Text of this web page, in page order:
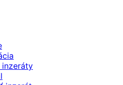
inzeráty